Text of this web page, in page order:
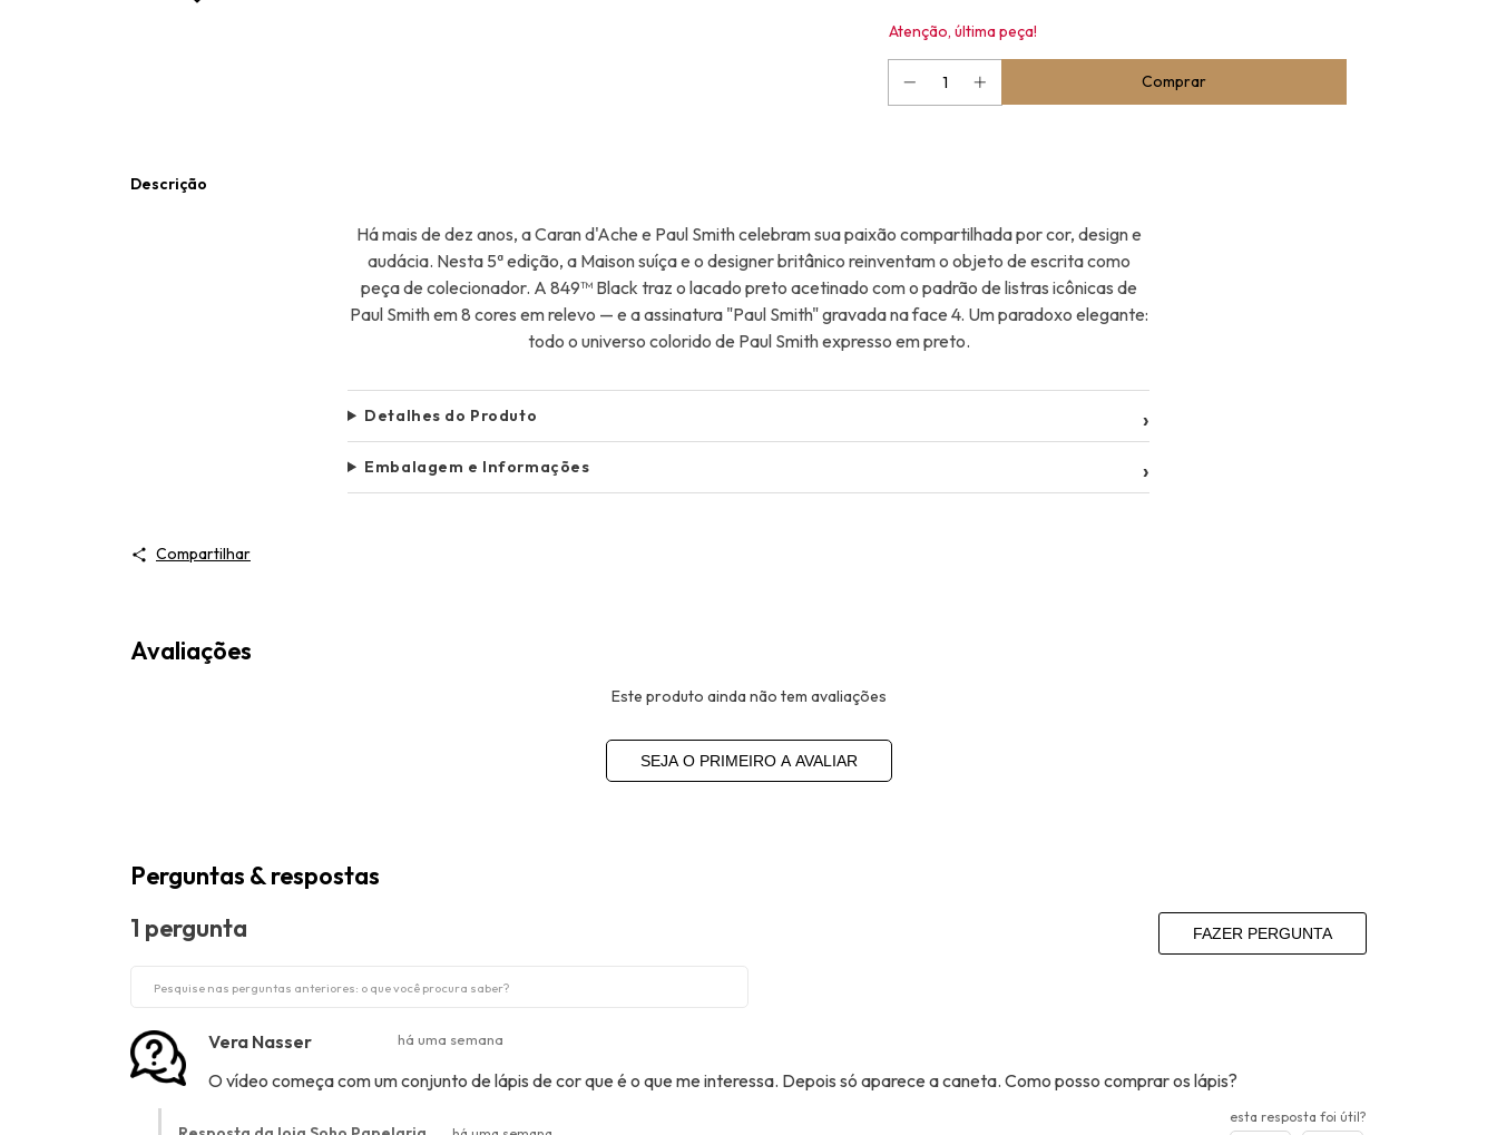
Atenção, última peça!
Descrição
Há mais de dez anos, a Caran d'Ache e Paul Smith celebram sua paixão compartilhada por cor, design e
audácia. Nesta 5ª edição, a Maison suíça e o designer britânico reinventam o objeto de escrita como
peça de colecionador. A 849™ Black traz o lacado preto acetinado com o padrão de listras icônicas de
Paul Smith em 8 cores em relevo — e a assinatura "Paul Smith" gravada na face 4. Um paradoxo elegante:
todo o universo colorido de Paul Smith expresso em preto.
Detalhes do Produto ›
Embalagem e Informações ›
Compartilhar
Avaliações
Este produto ainda não tem avaliações
SEJA O PRIMEIRO A AVALIAR
Perguntas & respostas
1 pergunta
FAZER PERGUNTA
Vera Nasser há uma semana
O vídeo começa com um conjunto de lápis de cor que é o que me interessa. Depois só aparece a caneta. Como posso comprar os lápis?
esta resposta foi útil?